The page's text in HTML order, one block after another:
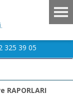
325 39 05
RAPORLARI